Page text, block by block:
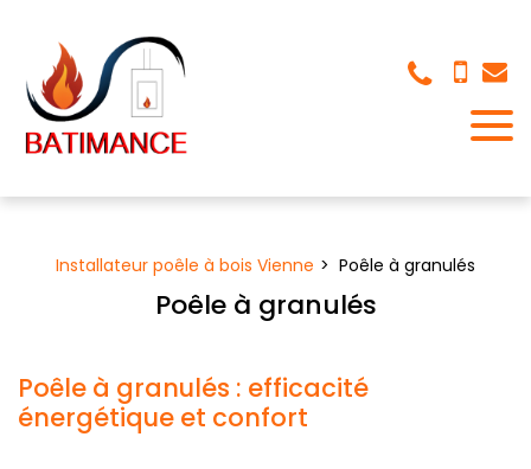
Installateur poêle à bois Vienne Poêle à granulés
Poêle à granulés
Poêle à granulés : efficacité
énergétique et confort